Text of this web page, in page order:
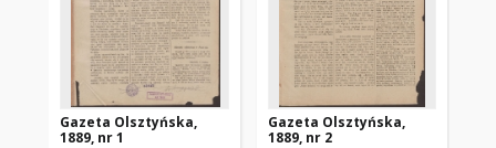
Gazeta Olsztyńska,
1889, nr 1
Gazeta Olsztyńska,
1889, nr 2